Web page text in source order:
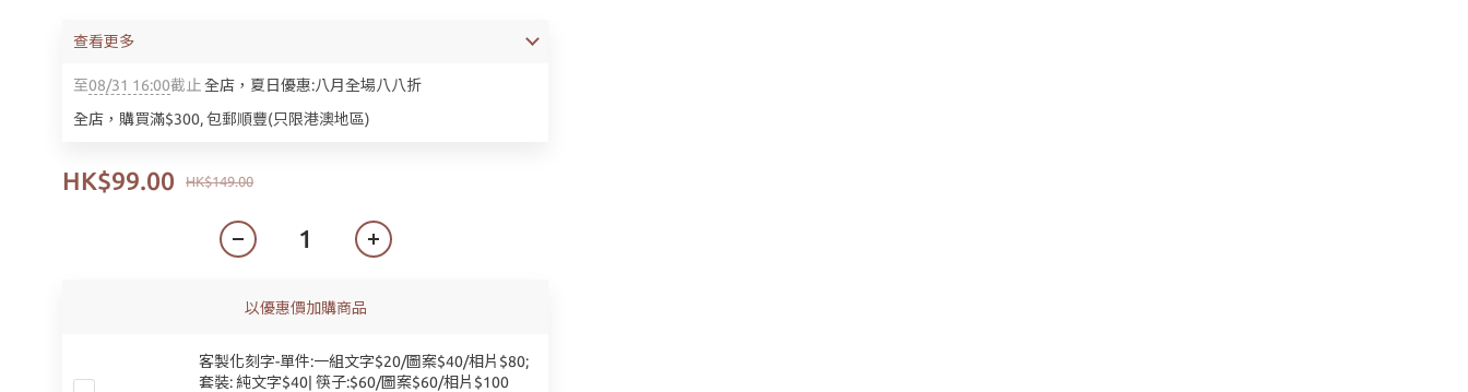
至08/31 16:00截止全店，夏日優惠:八月全場八八折
全店，購買滿$300, 包郵順豐(只限港澳地區)
查看更多
HK$149.00
HK$99.00
以優惠價加購商品
客製化刻字-單件:一組文字$20/圖案$40/相片$80;
套裝: 純文字$40| 筷子:$60/圖案$60/相片$100